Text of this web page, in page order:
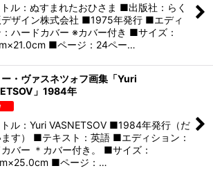
絞り込む
ル：ぬすまれたおひさま ■出版社：らく
デザイン株式会社 ■1975年発行 ■エディ
ハードカバー ※カバー付き ■サイズ：
■ページ：24ペー…
・ヴァスネツォフ画集「Yuri
」1984年
ル：Yuri VASNETSOV ■1984年発行（だ
ます） ■テキスト：英語 ■エディション：
バー ＊カバー付き。 ■サイズ：
■ページ：…